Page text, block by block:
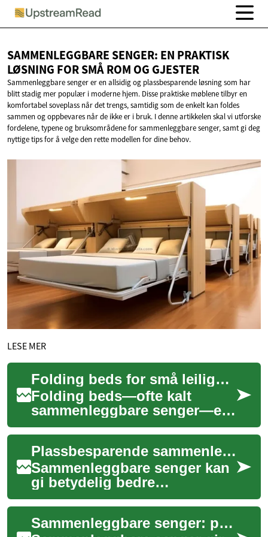
SAMMENLEGGBARE SENGER: EN PRAKTISK
LØSNING FOR SMÅ ROM OG GJESTER
Sammenleggbare senger er en allsidig og plassbesparende løsning som har
blitt stadig mer populær i moderne hjem. Disse praktiske møblene tilbyr en
komfortabel soveplass når det trengs, samtidig som de enkelt kan foldes
sammen og oppbevares når de ikke er i bruk. I denne artikkelen skal vi utforske
fordelene, typene og bruksområdene for sammenleggbare senger, samt gi deg
nyttige tips for å velge den rette modellen for dine behov.
LESE MER
Folding beds for små leiligheter: Velg riktig murphy bed
Folding beds—ofte kalt
sammenleggbare senger—er
en smart løsning når
gulvplass er knapp. Denne
artikkelen forklarer h...
Plassbesparende sammenleggbare senger for små leiligheter
Sammenleggbare senger kan
gi betydelig bedre
plassutnyttelse i små
leiligheter uten å gå på
kompromiss med komfort. Sammenleggbare senger: plassbesparende veggsenger for små leiligheter